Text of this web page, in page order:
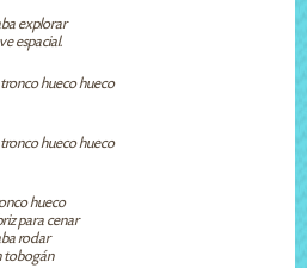
explorar
espacial.
tronco hueco hueco
tronco hueco hueco
hueco
para cenar
rodar
tobogán